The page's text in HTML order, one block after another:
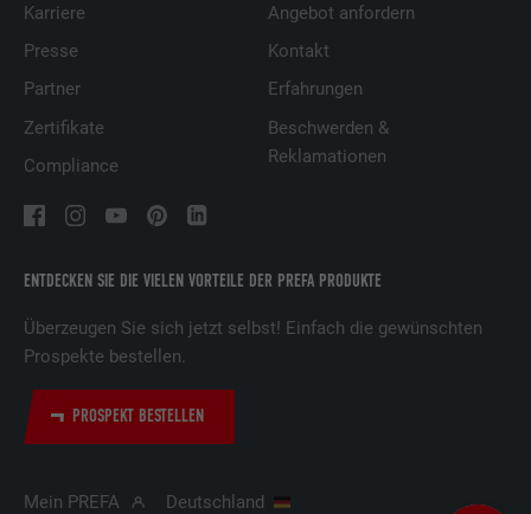
ENTDECKEN SIE DIE VIELEN VORTEILE DER PREFA PRODUKTE
Überzeugen Sie sich jetzt selbst! Einfach die gewünschten
Prospekte bestellen.
PROSPEKT BESTELLEN
Karriere
Presse
Partner
Zertifikate
Compliance
Angebot anfordern
Kontakt
Erfahrungen
Beschwerden &
Reklamationen
Mein PREFA Deutschland